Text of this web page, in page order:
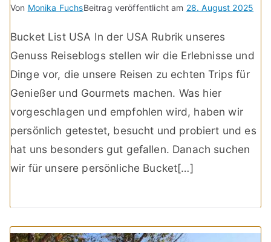
Von Monika FuchsBeitrag veröffentlicht am 28. August 2025
Bucket List USA In der USA Rubrik unseres
Genuss Reiseblogs stellen wir die Erlebnisse und
Dinge vor, die unsere Reisen zu echten Trips für
Genießer und Gourmets machen. Was hier
vorgeschlagen und empfohlen wird, haben wir
persönlich getestet, besucht und probiert und es
hat uns besonders gut gefallen. Danach suchen
wir für unsere persönliche Bucket[…]